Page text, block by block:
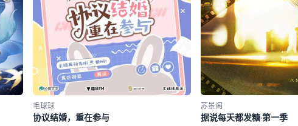
毛球球
协议结婚，重在参与
苏景闲
据说每天都发糖·第一季